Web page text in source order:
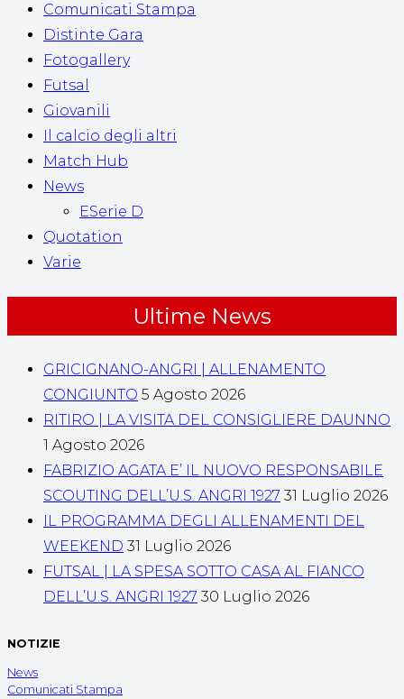
Comunicati Stampa
Distinte Gara
Fotogallery
Futsal
Giovanili
Il calcio degli altri
Match Hub
News
ESerie D
Quotation
Varie
Ultime News
GRICIGNANO-ANGRI | ALLENAMENTO
CONGIUNTO 5 Agosto 2026
RITIRO | LA VISITA DEL CONSIGLIERE DAUNNO
1 Agosto 2026
FABRIZIO AGATA E’ IL NUOVO RESPONSABILE
SCOUTING DELL’U.S. ANGRI 1927 31 Luglio 2026
IL PROGRAMMA DEGLI ALLENAMENTI DEL
WEEKEND 31 Luglio 2026
FUTSAL | LA SPESA SOTTO CASA AL FIANCO
DELL’U.S. ANGRI 1927 30 Luglio 2026
NOTIZIE
News
Comunicati Stampa